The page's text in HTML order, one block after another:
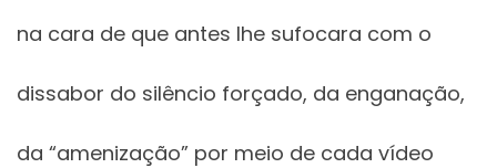
na cara de que antes lhe sufocara com o
dissabor do silêncio forçado, da enganação,
da “amenização” por meio de cada vídeo